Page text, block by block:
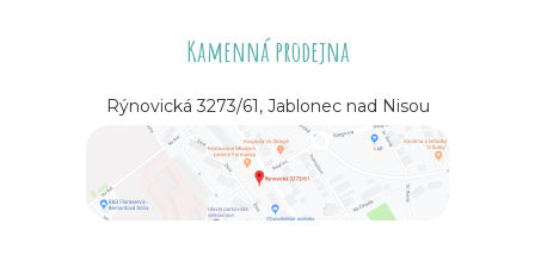
Kamenná prodejna
Rýnovická 3273/61, Jablonec nad Nisou